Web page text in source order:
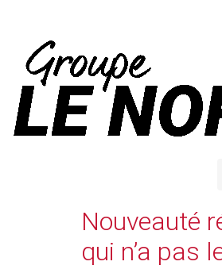
Nouveauté
qui n’a pas